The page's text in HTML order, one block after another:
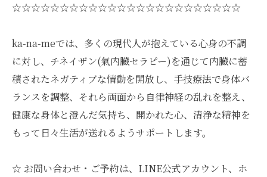
☆☆☆☆☆☆☆☆☆☆☆☆☆☆☆☆☆☆☆☆☆☆☆☆
ka-na-meでは、多くの現代人が抱えている心身の不調
に対し、チネイザン(氣内臓セラピー)を通じて内臓に蓄
積されたネガティブな情動を開放し、手技療法で身体バ
ランスを調整、それら両面から自律神経の乱れを整え、
健康な身体と澄んだ気持ち、開かれた心、清浄な精神を
もって日々生活が送れるようサポートします。
☆ お問い合わせ・ご予約は、LINE公式アカウント、ホ